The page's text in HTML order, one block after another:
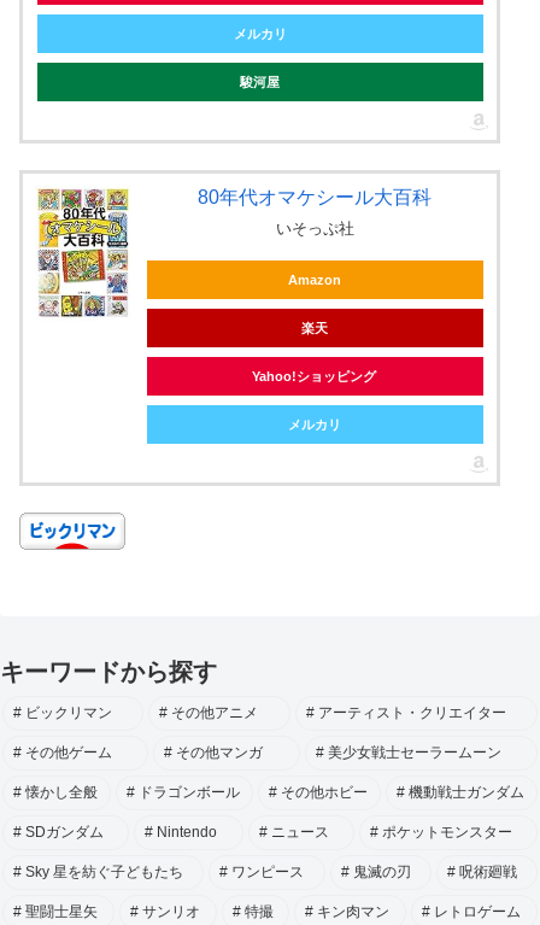
メルカリ
駿河屋
80年代オマケシール大百科
いそっぷ社
Amazon
楽天
Yahoo!ショッピング
メルカリ
キーワードから探す
ビックリマン その他アニメ アーティスト・クリエイター
その他ゲーム その他マンガ 美少女戦士セーラームーン
懐かし全般 ドラゴンボール その他ホビー 機動戦士ガンダム
SDガンダム Nintendo ニュース ポケットモンスター
Sky 星を紡ぐ子どもたち ワンピース 鬼滅の刃 呪術廻戦
聖闘士星矢 サンリオ 特撮 キン肉マン レトロゲーム